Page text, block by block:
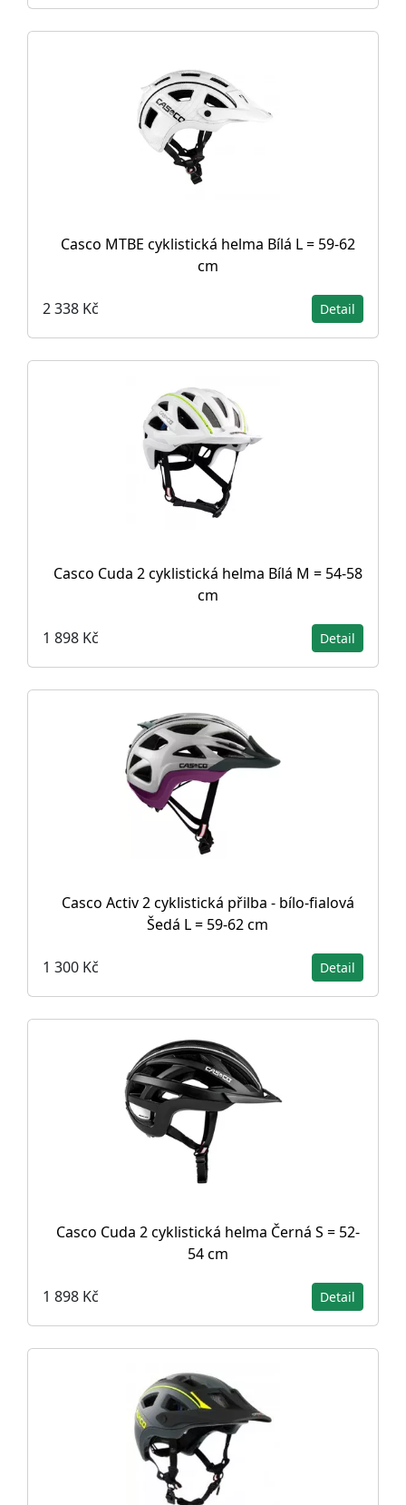
Casco MTBE cyklistická helma Bílá L = 59-62
cm
2 338 Kč Detail
Casco Cuda 2 cyklistická helma Bílá M = 54-58
cm
1 898 Kč Detail
Casco Activ 2 cyklistická přilba - bílo-fialová
Šedá L = 59-62 cm
1 300 Kč Detail
Casco Cuda 2 cyklistická helma Černá S = 52-
54 cm
1 898 Kč Detail